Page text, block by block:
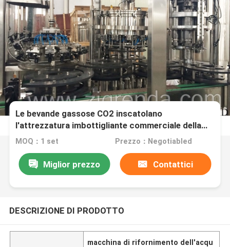
Le bevande gassose CO2 inscatolano
l'attrezzatura imbottigliante commerciale della
macchina di rifornimento per le latte 1000 ml di
MOQ：1 set Prezzo：Negotiabled
Miglior prezzo Contattici
DESCRIZIONE DI PRODOTTO
macchina di rifornimento dell'acqu